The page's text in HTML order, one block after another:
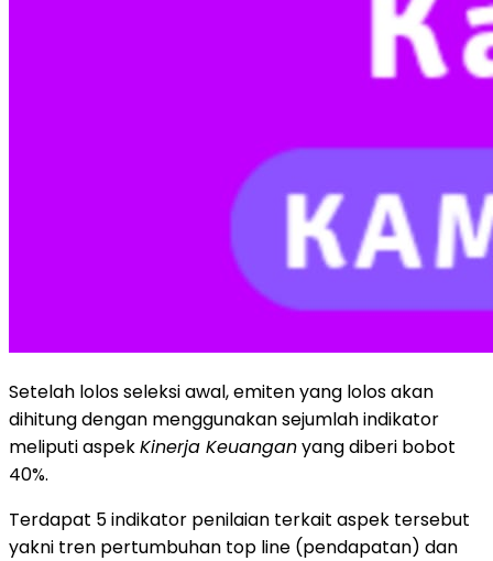
Setelah lolos seleksi awal, emiten yang lolos akan
dihitung dengan menggunakan sejumlah indikator
meliputi aspekKinerja Keuanganyang diberi bobot
40%.
Terdapat 5 indikator penilaian terkait aspek tersebut
yakni tren pertumbuhan top line (pendapatan) dan